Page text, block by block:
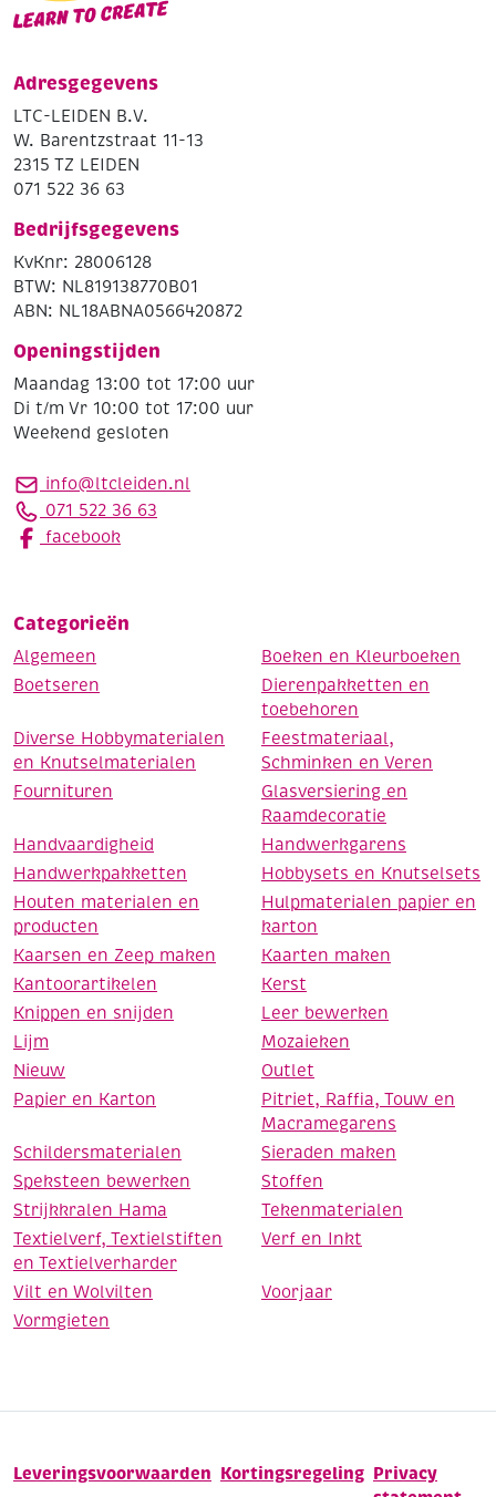
Adresgegevens
LTC-LEIDEN B.V.
W. Barentzstraat 11-13
2315 TZ LEIDEN
071 522 36 63
Bedrijfsgegevens
KvKnr: 28006128
BTW: NL819138770B01
ABN: NL18ABNA0566420872
Openingstijden
Maandag 13:00 tot 17:00 uur
Di t/m Vr 10:00 tot 17:00 uur
Weekend gesloten
info@ltcleiden.nl
071 522 36 63
facebook
Categorieën
Algemeen
Boeken en Kleurboeken
Boetseren
Dierenpakketten en
toebehoren
Diverse Hobbymaterialen
en Knutselmaterialen
Feestmateriaal,
Schminken en Veren
Fournituren
Glasversiering en
Raamdecoratie
Handvaardigheid
Handwerkgarens
Handwerkpakketten
Hobbysets en Knutselsets
Houten materialen en
producten
Hulpmaterialen papier en
karton
Kaarsen en Zeep maken
Kaarten maken
Kantoorartikelen
Kerst
Knippen en snijden
Leer bewerken
Lijm
Mozaieken
Nieuw
Outlet
Papier en Karton
Pitriet, Raffia, Touw en
Macramegarens
Schildersmaterialen
Sieraden maken
Speksteen bewerken
Stoffen
Strijkkralen Hama
Tekenmaterialen
Textielverf, Textielstiften
en Textielverharder
Verf en Inkt
Vilt en Wolvilten
Voorjaar
Vormgieten
Leveringsvoorwaarden Kortingsregeling Privacy